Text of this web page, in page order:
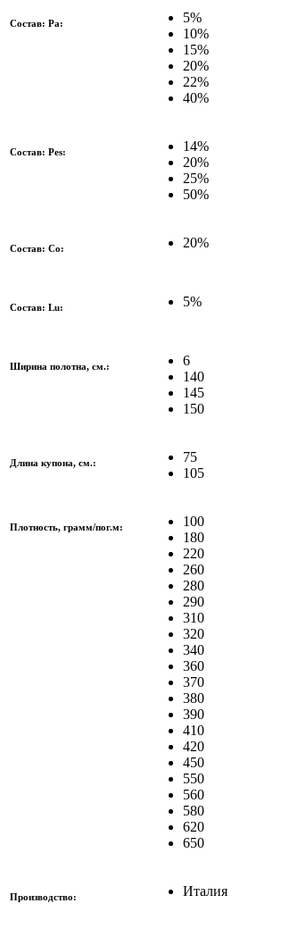
Состав: Pa:
5%
10%
15%
20%
22%
40%
Состав: Pes:
14%
20%
25%
50%
Состав: Co: 20%
Состав: Lu: 5%
Ширина полотна, см.:
6
140
145
150
Длина купона, см.:
75
105
Плотность, грамм/пог.м:
100
180
220
260
280
290
310
320
340
360
370
380
390
410
420
450
550
560
580
620
650
Производство: Италия